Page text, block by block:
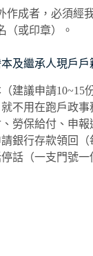
作成者，必須經
（或印章）。
及繼承人現戶戶
建議申請10~15
不用在跑戶政
勞保給付、申
銀行存款領回
話（一支門號一